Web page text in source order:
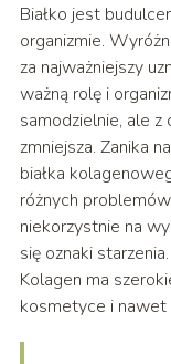
Białko jest
organizmie.
za najważniejszy
ważną rolę i
samodzielnie, ale
zmniejsza. Zanika
białka
różnych
niekorzystnie na
się oznaki
Kolagen ma
kosmetyce i